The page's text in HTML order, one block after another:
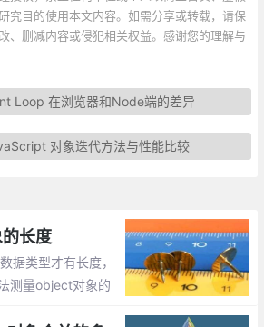
究目的使用本文内容。如需分享或转载，请保
、删减内容或侵犯相关权益。感谢您的理解与
Loop 在浏览器和Node端的差异
对象迭代方法与性能比较
长度
据类型才有长度，
测量object对象的